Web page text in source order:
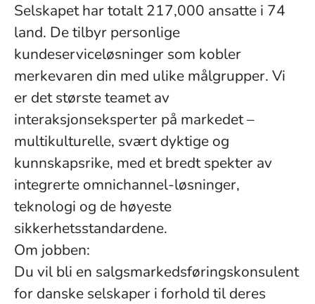
Selskapet har totalt 217,000 ansatte i 74
land. De tilbyr personlige
kundeserviceløsninger som kobler
merkevaren din med ulike målgrupper. Vi
er det største teamet av
interaksjonseksperter på markedet –
multikulturelle, svært dyktige og
kunnskapsrike, med et bredt spekter av
integrerte omnichannel-løsninger,
teknologi og de høyeste
sikkerhetsstandardene.
Om jobben:
Du vil bli en salgsmarkedsføringskonsulent
for danske selskaper i forhold til deres